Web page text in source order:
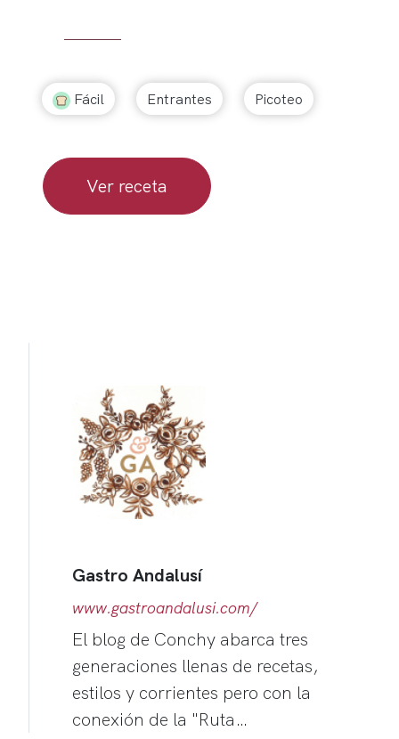
Fácil Entrantes Picoteo
Ver receta
Gastro Andalusí
www.gastroandalusi.com/
El blog de Conchy abarca tres
generaciones llenas de recetas,
estilos y corrientes pero con la
conexión de la "Ruta…